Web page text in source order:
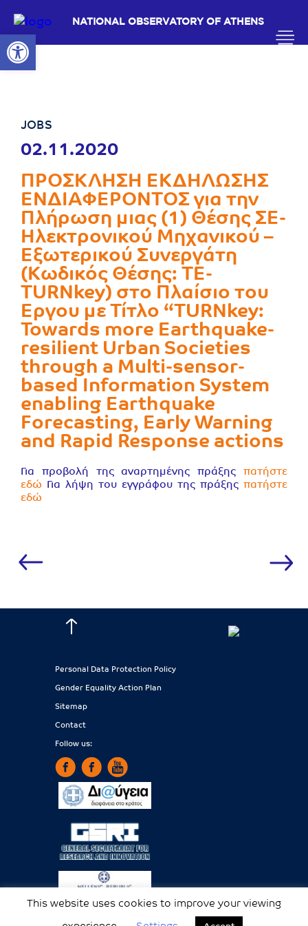
Open toolbar
NATIONAL OBSERVATORY OF ATHENS
JOBS
02.11.2020
ΠΡΟΣΚΛΗΣΗ ΕΚΔΗΛΩΣΗΣ
ΕΝΔΙΑΦΕΡΟΝΤΟΣ για την
Πλήρωση μιας (1) Θέσης ΣΕ-
Ηλεκτρονικού Μηχανικού –
Εξωτερικού Συνεργάτη
(Κωδικός Θέσης: TE-
TURNkey) στο Πλαίσιο του
Εργου με Τίτλο “TURNkey:
Towards more Earthquake-
resilient Urban Societies
through a Multi-sensor-
based Information System
enabling Earthquake
Forecasting, Early Warning
and Rapid Response actions
Για προβολή της αναρτημένης πράξης πατήστε
εδώ Για λήψη του εγγράφου της πράξης πατήστε
εδώ
Personal Data Protection Policy
Gender Equality Action Plan
Sitemap
Contact
Follow us:
This website uses cookies to improve your viewing